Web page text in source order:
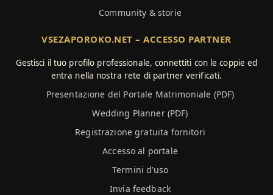
Community & storie
VSEZAPOROKO.NET – ACCESSO PARTNER
Gestisci il tuo profilo professionale, connettiti con le coppie ed
entra nella nostra rete di partner verificati.
Presentazione del Portale Matrimoniale (PDF)
Wedding Planner (PDF)
Registrazione gratuita fornitori
Accesso al portale
Termini d’uso
Invia feedback